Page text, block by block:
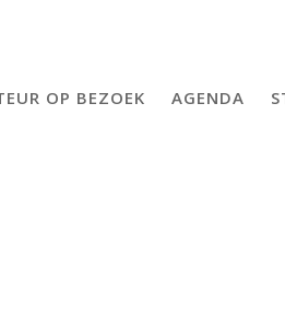
OP BEZOEK AGENDA